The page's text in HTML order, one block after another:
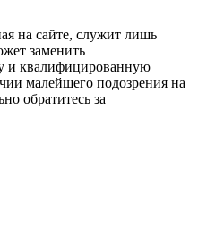
на сайте, служит лишь
заменить
и квалифицированную
малейшего подозрения на
обратитесь за